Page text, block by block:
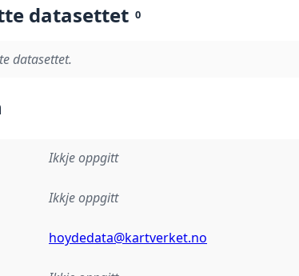
datasettet 0
datasettet.
Ikkje oppgitt
Ikkje oppgitt
hoydedata@kartverket.no